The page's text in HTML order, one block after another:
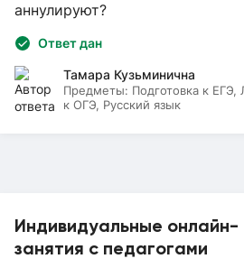
Индивидуальные онлайн-
занятия с педагогами
аннулируют?
Ответ дан
Тамара Кузьминична
Предметы: Подготовка к ЕГЭ,
к ОГЭ, Русский язык